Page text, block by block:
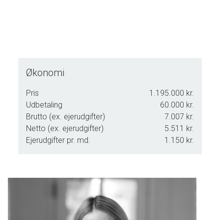
Økonomi
Pris
1.195.000 kr.
Udbetaling
60.000 kr.
Brutto (ex. ejerudgifter)
7.007 kr.
Netto (ex. ejerudgifter)
5.511 kr.
Ejerudgifter pr. md.
1.150 kr.